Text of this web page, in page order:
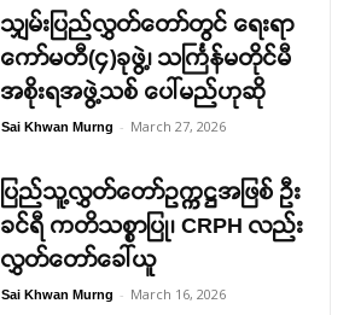
သျှမ်းပြည်လွှတ်တော်တွင် ရေးရာ
ကော်မတီ(၄)ခုဖွဲ့၊ သင်္ကြန်မတိုင်မီ
အစိုးရအဖွဲ့သစ် ပေါ်မည်ဟုဆို
Sai Khwan Murng - March 27, 2026
ပြည်သူ့လွှတ်တော်ဥက္ကဋ္ဌအဖြစ် ဦး
ခင်ရီ ကတိသစ္စာပြု၊ CRPH လည်း
လွှတ်တော်ခေါ်ယူ
Sai Khwan Murng - March 16, 2026